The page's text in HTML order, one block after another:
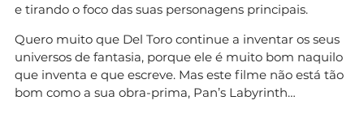
e tirando o foco das suas personagens principais.
Quero muito que Del Toro continue a inventar os seus
universos de fantasia, porque ele é muito bom naquilo
que inventa e que escreve. Mas este filme não está tão
bom como a sua obra-prima, Pan’s Labyrinth…